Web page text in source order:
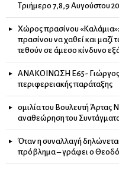
Τριήμερο 7,8,9 Αυγούστου
Χώρος πρασίνου
πρασίνου να χαθεί και μαζί
τεθούν σε άμεσο κίνδυνο
ΑΝΑΚΟΙΝΩΣΗ Ε65-
περιφερειακής παράταξης
ομιλία του Βουλευτή Άρτας
αναθεώρηση του
Όταν η συναλλαγή
πρόβλημα – γράφει ο